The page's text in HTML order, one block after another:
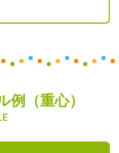
例（重心）